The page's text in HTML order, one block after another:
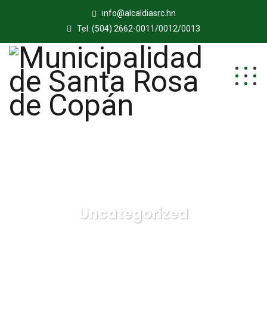
info@alcaldiasrc.hn
Tel: (504) 2662-0011/0012/0013
Uncategorized